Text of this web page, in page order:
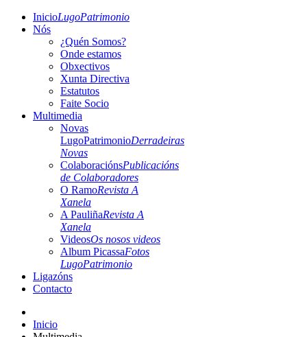
InicioLugoPatrimonio
Nós
¿Quén Somos?
Onde estamos
Obxectivos
Xunta Directiva
Estatutos
Faite Socio
Multimedia
Novas
LugoPatrimonioDerradeiras
Novas
ColaboraciónsPublicacións
de Colaboradores
O RamoRevista A
Xanela
A PauliñaRevista A
Xanela
VideosOs nosos videos
Album PicassaFotos
LugoPatrimonio
Ligazóns
Contacto
Inicio